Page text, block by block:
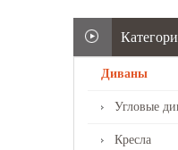
Диваны
Угловые
Кресла